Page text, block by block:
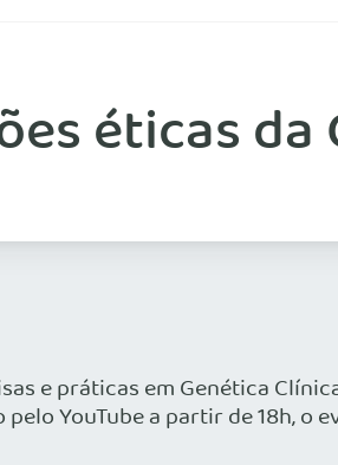
éticas da
e práticas em Genética
YouTube a partir de 18h,